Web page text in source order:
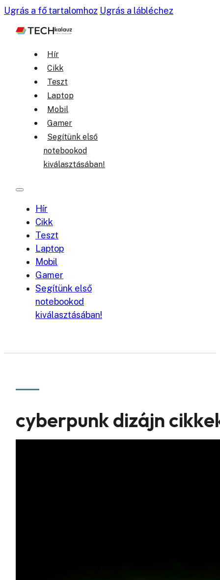
Ugrás a fő tartalomhoz Ugrás a lábléchez
Hír
Cikk
Teszt
Laptop
Mobil
Gamer
Segítünk első
notebookod
kiválasztásában!
Hír
Cikk
Teszt
Laptop
Mobil
Gamer
Segítünk első
notebookod
kiválasztásában!
cyberpunk dizájn